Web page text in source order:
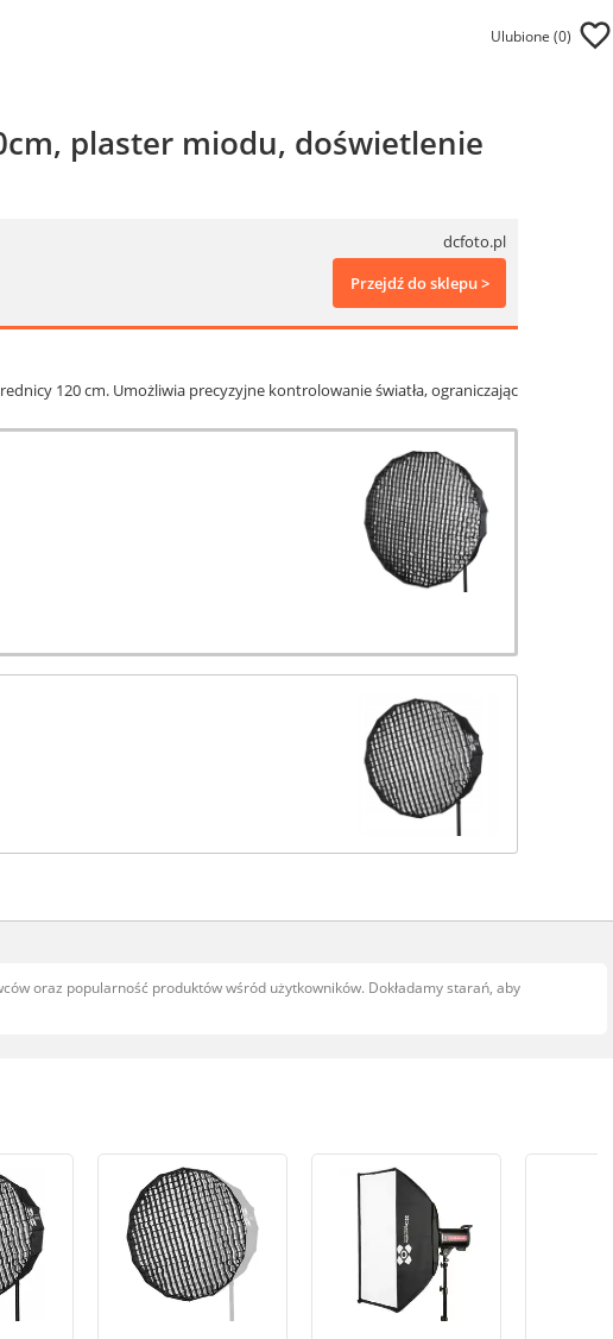
Ulubione (0)
plaster miodu, doświetlenie
dcfoto.pl
Przejdź do sklepu >
120 cm. Umożliwia precyzyjne kontrolowanie światła, ograniczając
oraz popularność produktów wśród użytkowników. Dokładamy starań, aby